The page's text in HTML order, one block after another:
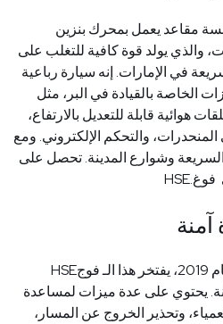
مقاعد يعمل بمحرك بنزين
لترات، والذي يولد قوة كافية للتغلب على
في الإمارات. إنه سيارة رباعية
الخاصة بالقيادة في البر، مثل
هوائية قابلة للتعديل بالارتفاع،
والتحكم الإلكتروني. ومع
وشوارع المدينة. تحصل على
فوغHSE.
آمنة
فوجHSE
يحتوي على عدة ميزات لمساعدة
وتحذير الخروج عن المسار،